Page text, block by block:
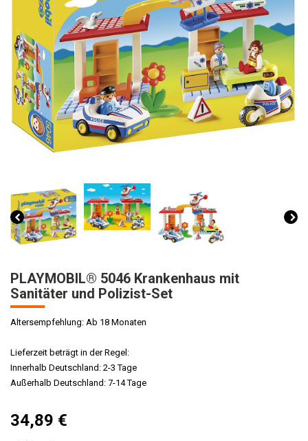
PLAYMOBIL® 5046 Krankenhaus mit
Sanitäter und Polizist-Set
Altersempfehlung: Ab 18 Monaten
Lieferzeit beträgt in der Regel:
Innerhalb Deutschland: 2-3 Tage
Außerhalb Deutschland: 7-14 Tage
34,89 €